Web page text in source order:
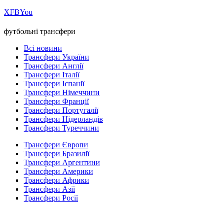
ХFBYou
футбольні трансфери
Всі новини
Трансфери України
Трансфери Англії
Трансфери Італії
Трансфери Іспанії
Трансфери Німеччини
Трансфери Франції
Трансфери Португалії
Трансфери Нідерландів
Трансфери Туреччини
Трансфери Європи
Трансфери Бразилії
Трансфери Аргентини
Трансфери Америки
Трансфери Африки
Трансфери Азії
Трансфери Росії